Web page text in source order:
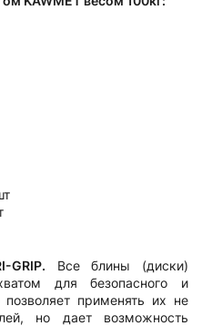
Все блины (диски)
для безопасного и
позволяет применять их не
но дает возможность